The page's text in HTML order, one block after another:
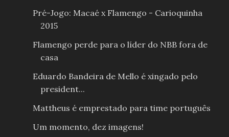
Pré-Jogo: Macaé x Flamengo - Carioquinha
2015
Flamengo perde para o líder do NBB fora de
casa
Eduardo Bandeira de Mello é xingado pelo
president...
Mattheus é emprestado para time português
Um momento, dez imagens!